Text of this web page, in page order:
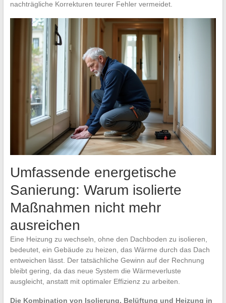
nachträgliche Korrekturen teurer Fehler vermeidet.
Umfassende energetische
Sanierung: Warum isolierte
Maßnahmen nicht mehr
ausreichen
Eine Heizung zu wechseln, ohne den Dachboden zu isolieren,
bedeutet, ein Gebäude zu heizen, das Wärme durch das Dach
entweichen lässt. Der tatsächliche Gewinn auf der Rechnung
bleibt gering, da das neue System die Wärmeverluste
ausgleicht, anstatt mit optimaler Effizienz zu arbeiten.
Die Kombination von Isolierung, Belüftung und Heizung in